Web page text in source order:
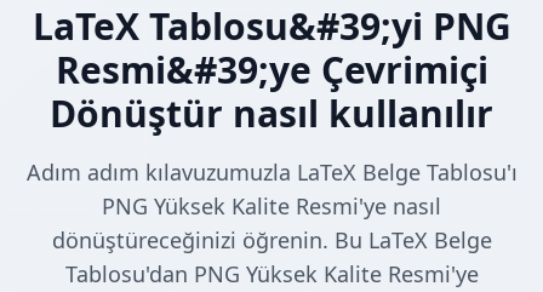
LaTeX Tablosu&#39;yi PNG
Resmi&#39;ye Çevrimiçi
Dönüştür nasıl kullanılır
Adım adım kılavuzumuzla LaTeX Belge Tablosu'ı
PNG Yüksek Kalite Resmi'ye nasıl
dönüştüreceğinizi öğrenin. Bu LaTeX Belge
Tablosu'dan PNG Yüksek Kalite Resmi'ye